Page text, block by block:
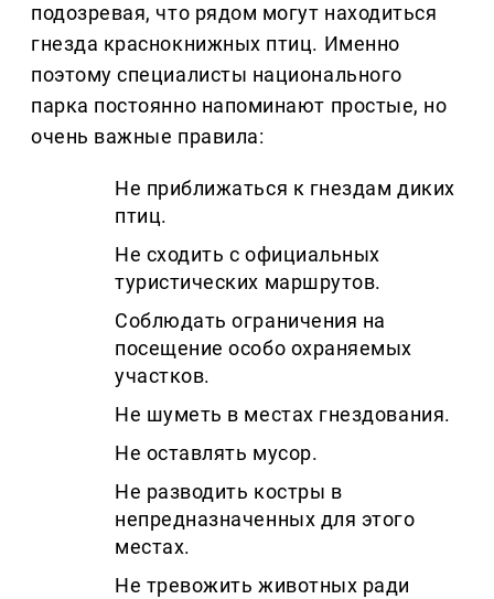
подозревая, что рядом могут находиться
гнезда краснокнижных птиц. Именно
поэтому специалисты национального
парка постоянно напоминают простые, но
очень важные правила:
Не приближаться к гнездам диких
птиц.
Не сходить с официальных
туристических маршрутов.
Соблюдать ограничения на
посещение особо охраняемых
участков.
Не шуметь в местах гнездования.
Не оставлять мусор.
Не разводить костры в
непредназначенных для этого
местах.
Не тревожить животных ради